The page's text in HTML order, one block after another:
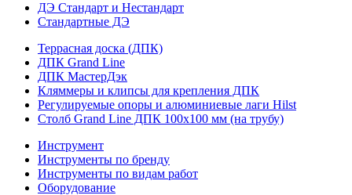
ДЭ Стандарт и Нестандарт
Стандартные ДЭ
Террасная доска (ДПК)
ДПК Grand Line
ДПК МастерДэк
Кляммеры и клипсы для крепления ДПК
Регулируемые опоры и алюминиевые лаги Hilst
Столб Grand Line ДПК 100х100 мм (на трубу)
Инструмент
Инструменты по бренду
Инструменты по видам работ
Оборудование